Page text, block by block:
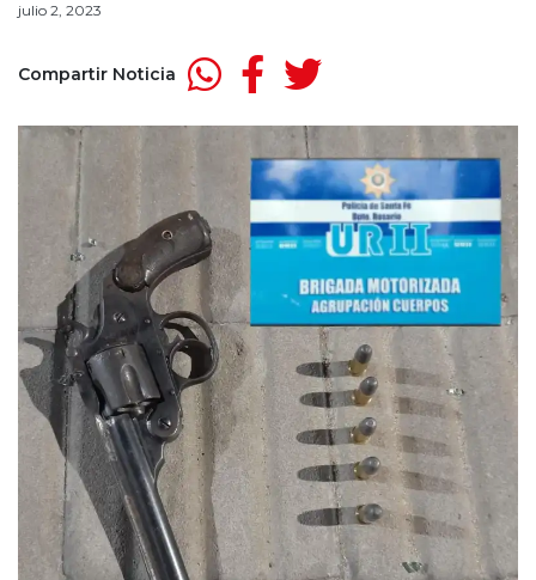
julio 2, 2023
Compartir Noticia